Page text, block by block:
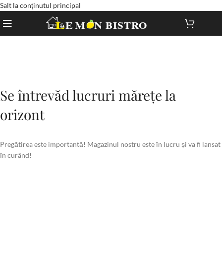
Salt la conținutul principal
Se întrevăd lucruri mărețe la
orizont
Pregătirea este importantă! Magazinul nostru este în lucru și va fi lansat
în curând!